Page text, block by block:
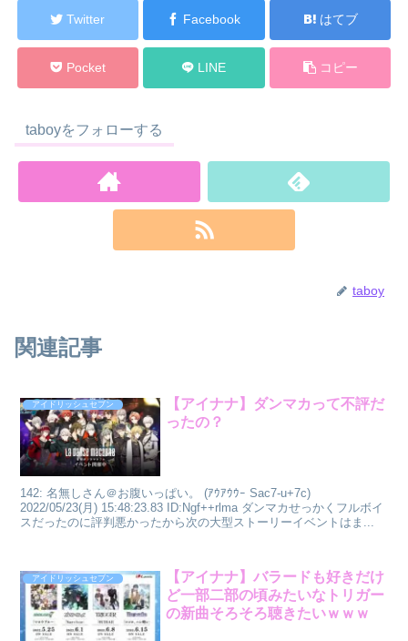
Twitter Facebook はてブ
Pocket LINE コピー
taboyをフォローする
taboy
関連記事
アイドリッシュセブン
【アイナナ】ダンマカって不評だ
ったの？
142: 名無しさん＠お腹いっぱい。 (ｱｳｱｳｳｰ Sac7-u+7c)
2022/05/23(月) 15:48:23.83 ID:Ngf++rlma ダンマカせっかくフルボイ
スだったのに評判悪かったから次の大型ストーリーイベントはま...
アイドリッシュセブン
【アイナナ】バラードも好きだけ
ど一部二部の頃みたいなトリガー
の新曲そろそろ聴きたいｗｗｗ